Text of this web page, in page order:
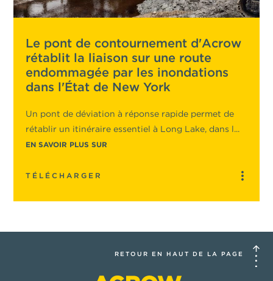
Le pont de contournement d'Acrow
rétablit la liaison sur une route
endommagée par les inondations
dans l'État de New York
Un pont de déviation à réponse rapide permet de
rétablir un itinéraire essentiel à Long Lake, dans l...
EN SAVOIR PLUS SUR
TÉLÉCHARGER
RETOUR EN HAUT DE LA PAGE